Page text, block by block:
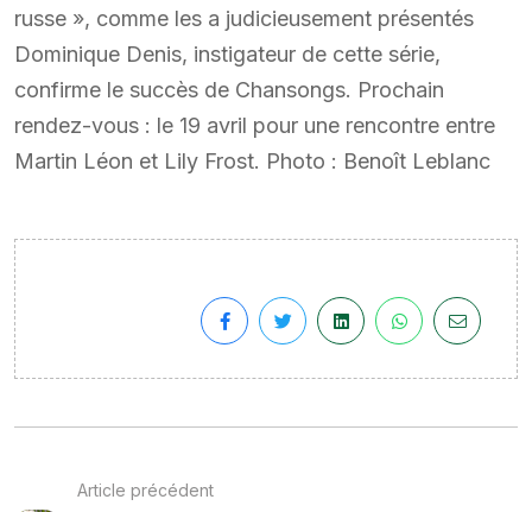
russe », comme les a judicieusement présentés
Dominique Denis, instigateur de cette série,
confirme le succès de Chansongs. Prochain
rendez-vous : le 19 avril pour une rencontre entre
Martin Léon et Lily Frost. Photo : Benoît Leblanc
Article précédent